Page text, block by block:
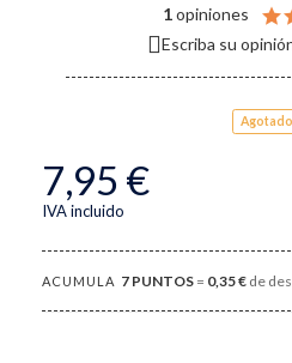
1opiniones
Escriba su
7,95 €
IVA incluido
ACUMULA 7 PUNTOS = 0,35 € de